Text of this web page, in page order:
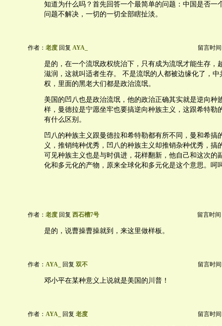
知道为什么吗？首先回答一个最简单的问题：中国是否一
问题不解决，一切的一切全部瞎扯淡。
作者： 老度 回复 AYA_ 留言时间
是的，在一个流氓政权统治下，只有成为流氓才能生存，
滋润，这就叫适者生存。 不是流氓的人都被边缘化了，中
权，里面的黑老大们都是政治流氓。
美国的凹八也是政治流氓，他的政治正确其实就是逆向种
样，曼德拉是宁愿坐牢也要搞逆向种族主义，这跟希特勒
有什么区别。
凹八的种族主义跟曼德拉和希特勒都有所不同，曼和希搞
义，推销纯种优秀，凹八的种族主义却推销杂种优秀，搞
可见种族主义也是与时俱进，花样翻新，他自己和这次的
化和多元化的产物，原来全球化和多元化是这个意思。呵
作者： 老度 回复 西石槽7号 留言时间
是的，说曹操曹操就到，来这里做样板。
作者： AYA_ 回复 双不 留言时间
邓小平在某种意义上说就是美国的川普！
作者： AYA_ 回复 老度 留言时间